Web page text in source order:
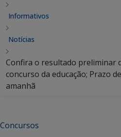
Informativos
Notícias
Confira o resultado preliminar
concurso da educação; Prazo
amanhã
Concursos